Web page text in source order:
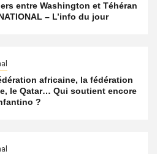
entre Washington et Téhéran
– L’info du jour
africaine, la fédération
le Qatar… Qui soutient encore
?